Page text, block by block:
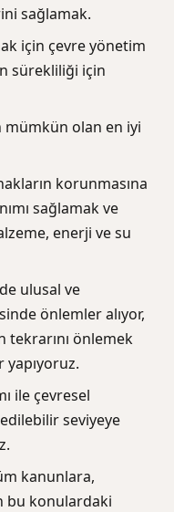
sağlamak.
için çevre yönetim
sürekliliği için
mümkün olan en iyi
korunmasına
sağlamak ve
enerji ve su
ulusal ve
önlemler alıyor,
tekrarını önlemek
yapıyoruz.
ile çevresel
seviyeye
kanunlara,
bu konulardaki